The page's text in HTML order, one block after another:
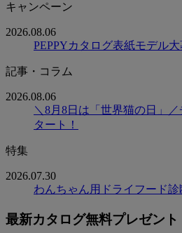
キャンペーン
2026.08.06
PEPPYカタログ表紙モデル大
記事・コラム
2026.08.06
＼8月8日は「世界猫の日」
タート！
特集
2026.07.30
わんちゃん用ドライフード診
最新カタログ無料プレゼント